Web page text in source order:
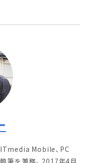
Mobile、PC
筆を兼務。2017年4月